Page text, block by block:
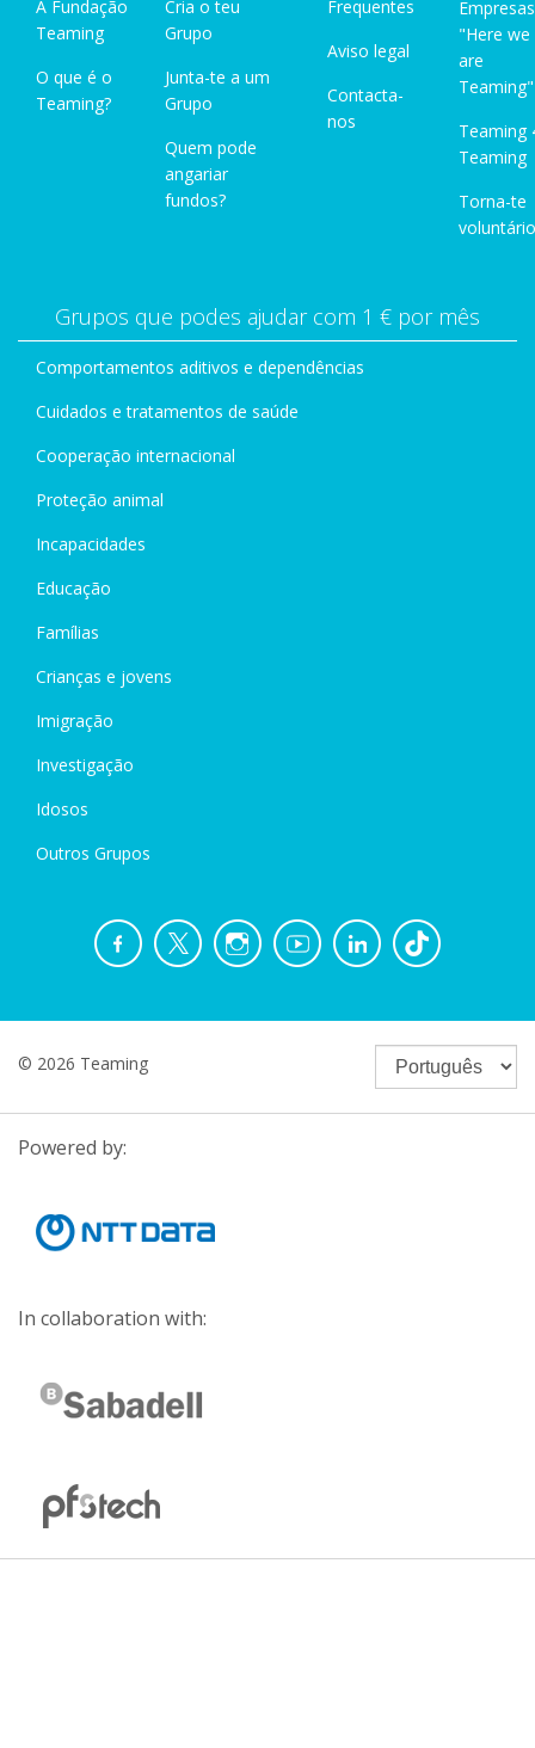
A Fundação
Teaming
O que é o
Teaming?
Cria o teu
Grupo
Junta-te a um
Grupo
Quem pode
angariar
fundos?
Frequentes
Aviso legal
Contacta-
nos
Empresas
"Here we
are
Teaming"
Teaming
Teaming
Torna-te
Grupos que podes ajudar com 1 € por mês
Comportamentos aditivos e dependências
Cuidados e tratamentos de saúde
Cooperação internacional
Proteção animal
Incapacidades
Educação
Famílias
Crianças e jovens
Imigração
Investigação
Idosos
Outros Grupos
© 2026 Teaming
Powered by:
In collaboration with: